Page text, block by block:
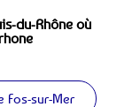
du-Rhône où
Fos-sur-Mer